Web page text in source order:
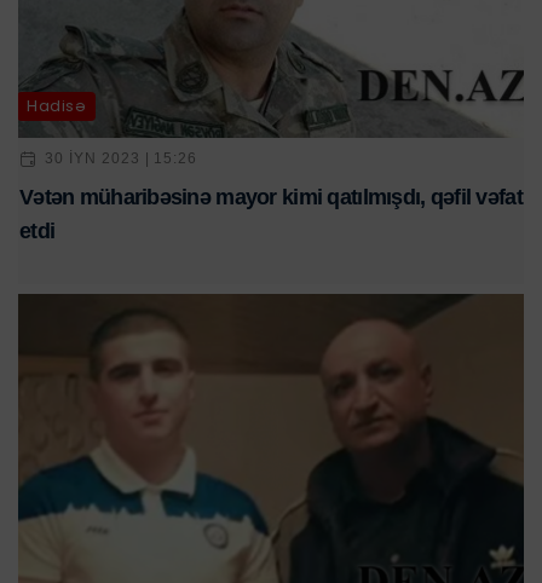
Hadisə
30 IYN 2023 | 15:26
Vətən müharibəsinə mayor kimi qatılmışdı, qəfil vəfat
etdi